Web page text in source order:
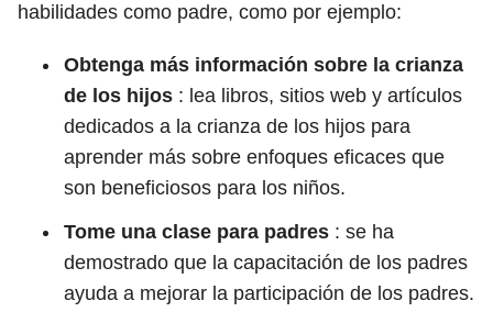
habilidades como padre, como por ejemplo:
Obtenga más información sobre la crianza
de los hijos : lea libros, sitios web y artículos
dedicados a la crianza de los hijos para
aprender más sobre enfoques eficaces que
son beneficiosos para los niños.
Tome una clase para padres : se ha
demostrado que la capacitación de los padres
ayuda a mejorar la participación de los padres.